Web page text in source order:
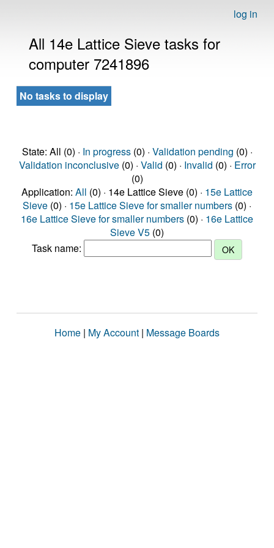
log in
All 14e Lattice Sieve tasks for
computer 7241896
No tasks to display
State: All (0) · In progress(0) · Validation pending (0) ·
Validation inconclusive(0) · Valid (0) · Invalid (0) · Error
(0)
Application: All (0) · 14e Lattice Sieve (0) · 15e Lattice
Sieve (0) · 15e Lattice Sieve for smaller numbers (0) ·
16e Lattice Sieve for smaller numbers (0) · 16e Lattice
Sieve V5 (0)
Task name:
Home | My Account | Message Boards